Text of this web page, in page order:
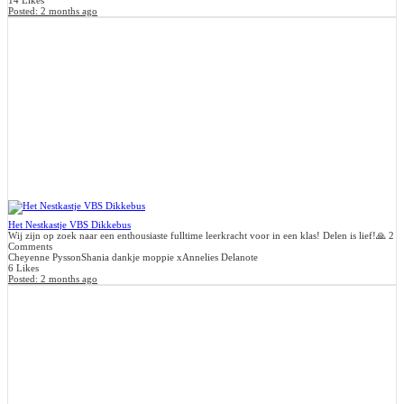
Posted: 2 months ago
Het Nestkastje VBS Dikkebus
Wij zijn op zoek naar een enthousiaste fulltime leerkracht voor in een klas! Delen is lief!🙏 2
Comments
Cheyenne PyssonShania dankje moppie xAnnelies Delanote
6 Likes
Posted: 2 months ago